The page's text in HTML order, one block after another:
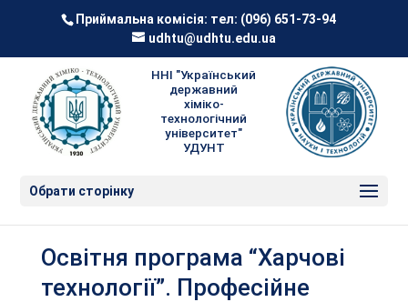
Приймальна комісія: тел: (096) 651-73-94
udhtu@udhtu.edu.ua
ННІ "Український
державний
хіміко-
технологічний
університет"
УДУНТ
Обрати сторінку
Освітня програма “Харчові
технології”. Професійне